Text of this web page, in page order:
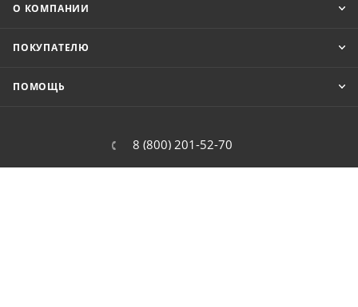
О КОМПАНИИ
ПОКУПАТЕЛЮ
ПОМОЩЬ
8 (800) 201-52-70
order@cit.ru